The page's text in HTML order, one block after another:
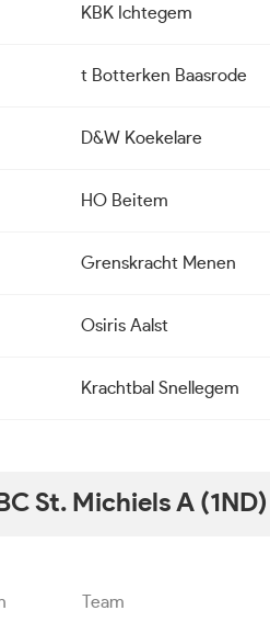
KBK Ichtegem
t Botterken Baasrode
D&W Koekelare
HO Beitem
Grenskracht Menen
Osiris Aalst
Krachtbal Snellegem
St. Michiels A (1ND)
Team